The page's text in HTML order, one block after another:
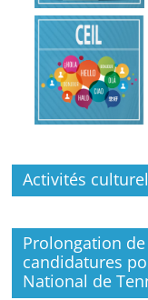
Activités
Prolongation
candidatures
National de